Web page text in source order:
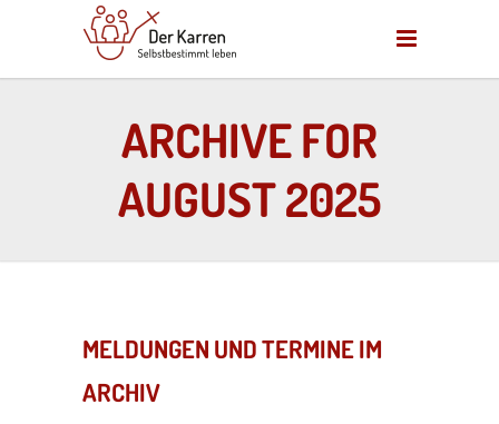
ARCHIVE FOR
AUGUST 2025
MELDUNGEN UND TERMINE IM
ARCHIV